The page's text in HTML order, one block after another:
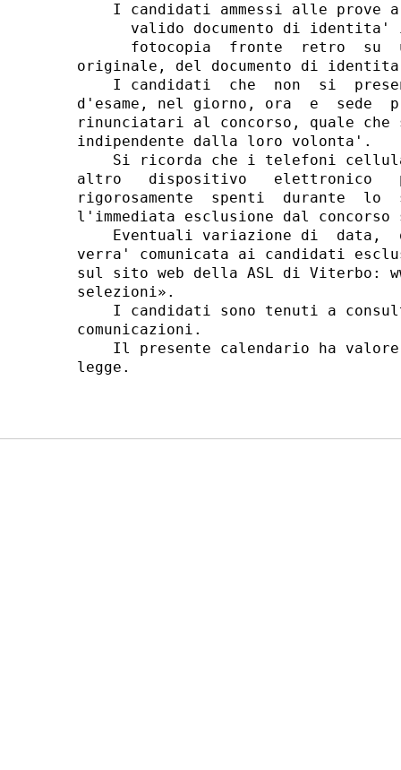
I candidati ammessi alle prove
valido documento di
fotocopia  fronte  retro  su
originale, del documento di
I candidati  che  non  si
d'esame, nel giorno, ora  e  sede
rinunciatari al concorso, quale che
indipendente dalla loro volonta'.
Si ricorda che i telefoni
altro   dispositivo   elettronico
rigorosamente  spenti  durante  lo
l'immediata esclusione dal
Eventuali variazione di  data,
verra' comunicata ai candidati
sul sito web della ASL di Viterbo:
selezioni».
I candidati sono tenuti a
comunicazioni.
Il presente calendario ha
legge.